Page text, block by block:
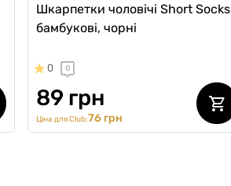
Шкарпетки чоловічі Short Socks
бамбукові, чорні
0 0
89 грн
Ціна для Club:76 грн